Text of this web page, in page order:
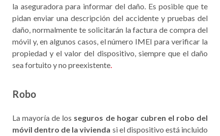
la aseguradora para informar del daño. Es posible que te
pidan enviar una descripción del accidente y pruebas del
daño, normalmente te solicitarán la factura de compra del
móvil y, en algunos casos, el número IMEI para verificar la
propiedad y el valor del dispositivo, siempre que el daño
sea fortuito y no preexistente.
Robo
La mayoría de los seguros de hogar cubren el robo del
móvil dentro de la vivienda si el dispositivo está incluido